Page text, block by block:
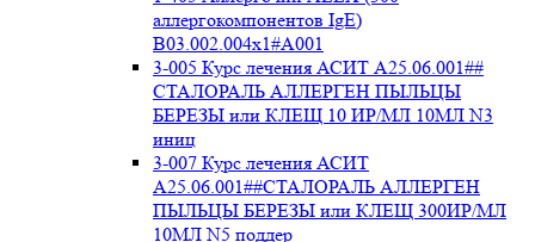
аллергокомпонентов IgE)
В03.002.004x1#А001
3-005 Курс лечения АСИТ А25.06.001##
СТАЛОРАЛЬ АЛЛЕРГЕН ПЫЛЬЦЫ
БЕРЕЗЫ или КЛЕЩ 10 ИР/МЛ 10МЛ N3
иниц
3-007 Курс лечения АСИТ
А25.06.001##СТАЛОРАЛЬ АЛЛЕРГЕН
ПЫЛЬЦЫ БЕРЕЗЫ или КЛЕЩ 300ИР/МЛ
10МЛ N5 поддер